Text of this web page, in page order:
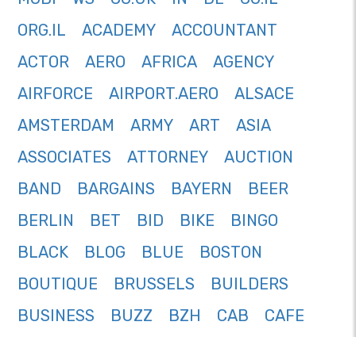
ORG.IL
ACADEMY
ACCOUNTANT
ACTOR
AERO AFRICA
AGENCY
AIRFORCE
AIRPORT.AERO
ALSACE
AMSTERDAM
ARMY ART
ASIA
ASSOCIATES
ATTORNEY
AUCTION
BAND
BARGAINS BAYERN
BEER
BERLIN
BET BID BIKE
BINGO
BLACK
BLOG BLUE
BOSTON
BOUTIQUE
BRUSSELS
BUILDERS
BUSINESS
BUZZ BZH CAB
CAFE